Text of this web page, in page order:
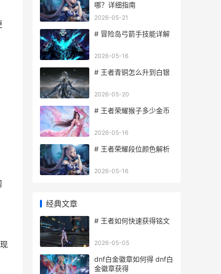
哪？详细指南
2026-05-21
# 冒险岛弓箭手技能详解
2026-05-16
# 王者青铜怎么升到白银
2026-05-20
# 王者荣耀猴子多少金币
2026-05-16
# 王者荣耀段位颜色解析
2026-05-16
经典文章
# 王者如何快速获得铭文
2026-05-05
dnf白金徽章如何得 dnf白
金徽章获得